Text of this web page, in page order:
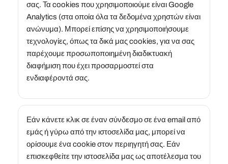
σας. Τα cookies που χρησιμοποιούμε είναι Google
Analytics (στα οποία όλα τα δεδομένα χρηστών είναι
ανώνυμα). Μπορεί επίσης να χρησιμοποιήσουμε
τεχνολογίες, όπως τα δικά μας cookies, για να σας
παρέχουμε προσωποποιημένη διαδικτυακή
διαφήμιση που έχει προσαρμοστεί στα
ενδιαφέροντά σας.
Εάν κάνετε κλικ σε έναν σύνδεσμο σε ένα email από
εμάς ή γύρω από την ιστοσελίδα μας, μπορεί να
ορίσουμε ένα cookie στον περιηγητή σας. Εάν
επισκεφθείτε την ιστοσελίδα μας ως αποτέλεσμα του